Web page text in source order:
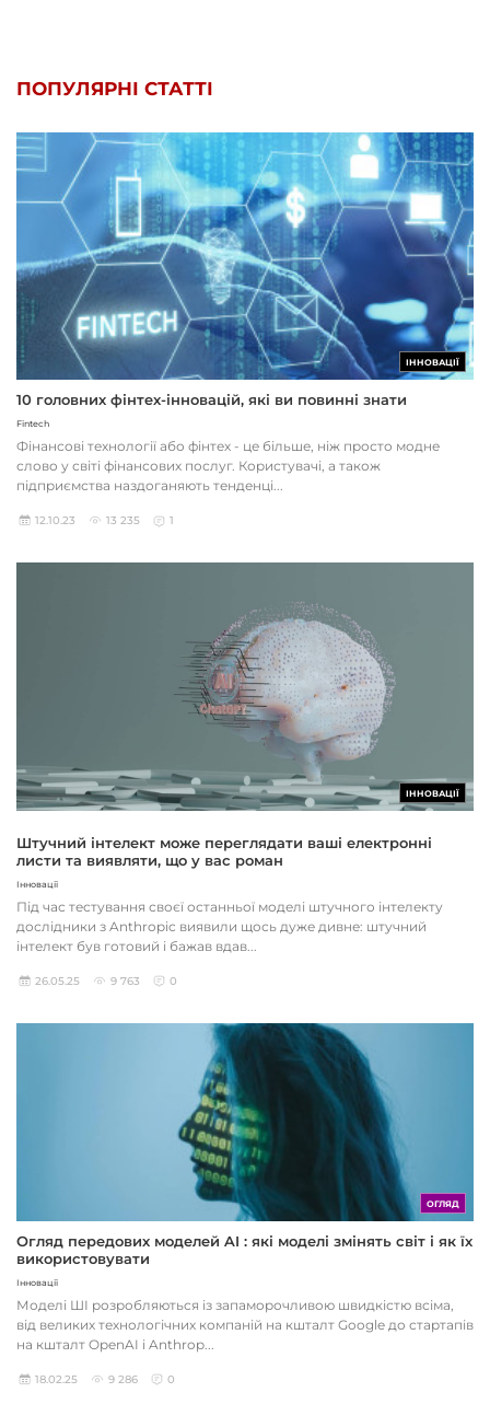
ПОПУЛЯРНІ СТАТТІ
ІННОВАЦІЇ
10 головних фінтех-інновацій, які ви повинні знати
Fintech
Фінансові технології або фінтех - це більше, ніж просто модне
слово у світі фінансових послуг. Користувачі, а також
підприємства наздоганяють тенденці...
12.10.23 13 235 1
ІННОВАЦІЇ
Штучний інтелект може переглядати ваші електронні
листи та виявляти, що у вас роман
Інновації
Під час тестування своєї останньої моделі штучного інтелекту
дослідники з Anthropic виявили щось дуже дивне: штучний
інтелект був готовий і бажав вдав...
26.05.25 9 763 0
ОГЛЯД
Огляд передових моделей AI : які моделі змінять світ і як їх
використовувати
Інновації
Моделі ШІ розробляються із запаморочливою швидкістю всіма,
від великих технологічних компаній на кшталт Google до стартапів
на кшталт OpenAI і Anthrop...
18.02.25 9 286 0